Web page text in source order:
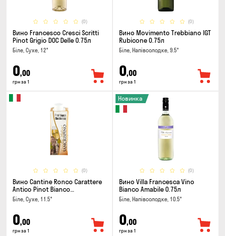
(0)
Вино Francesco Cresci Scritti
Pinot Grigio DOC Delle 0.75л
Біле, Сухе, 12°
0,00
грн за 1
(0)
Вино Movimento Trebbiano IGT
Rubicone 0.75л
Біле, Напівсолодке, 9.5°
0,00
грн за 1
(0)
Вино Cantine Ronco Carattere
Antico Pinot Bianco
Chardonnay Rubicone IGT 0.25л
Біле, Сухе, 11.5°
0,00
грн за 1
(0)
Новинка
Вино Villa Francesca Vino
Bianco Amabile 0.75л
Біле, Напівсолодке, 10.5°
0,00
грн за 1